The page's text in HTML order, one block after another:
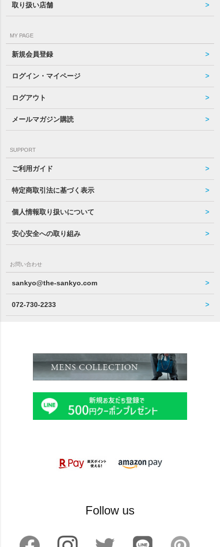
取り扱い店舗
MY PAGE
新規会員登録
ログイン・マイページ
ログアウト
メールマガジン購読
SUPPORT
ご利用ガイド
特定商取引法に基づく表示
個人情報取り扱いについて
安心安全への取り組み
お問い合わせ
sankyo@the-sankyo.com
072-730-2233
Follow us